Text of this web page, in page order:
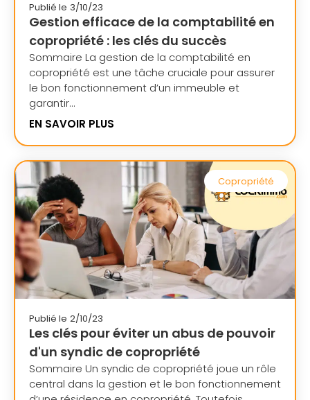
Publié le 3/10/23
Gestion efficace de la comptabilité en
copropriété : les clés du succès
Sommaire La gestion de la comptabilité en
copropriété est une tâche cruciale pour assurer
le bon fonctionnement d’un immeuble et
garantir...
EN SAVOIR PLUS
Copropriété
Publié le 2/10/23
Les clés pour éviter un abus de pouvoir
d'un syndic de copropriété
Sommaire Un syndic de copropriété joue un rôle
central dans la gestion et le bon fonctionnement